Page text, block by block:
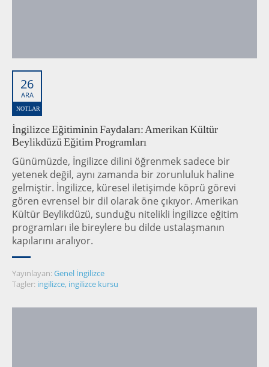
26
ARA
NOTLAR
İngilizce Eğitiminin Faydaları: Amerikan Kültür
Beylikdüzü Eğitim Programları
Günümüzde, İngilizce dilini öğrenmek sadece bir
yetenek değil, aynı zamanda bir zorunluluk haline
gelmiştir. İngilizce, küresel iletişimde köprü görevi
gören evrensel bir dil olarak öne çıkıyor. Amerikan
Kültür Beylikdüzü, sunduğu nitelikli İngilizce eğitim
programları ile bireylere bu dilde ustalaşmanın
kapılarını aralıyor.
Yayınlayan: Genel İngilizce
Tagler: ingilizce, ingilizce kursu